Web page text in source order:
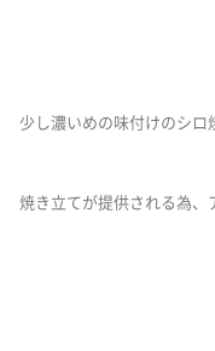
少し濃いめの味付けのシロ
焼き立てが提供される為、